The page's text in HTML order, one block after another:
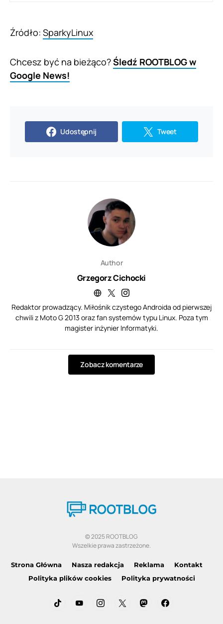
Źródło: SparkyLinux
Chcesz być na bieżąco?Śledź ROOTBLOG w
Google News!
Udostępnij Tweet
Author
Grzegorz Cichocki
Redaktor prowadzący. Miłośnik czystego Androida od pierwszej
chwili z Moto G 2013 oraz fan systemów typu Linux. Poza tym
magister inżynier Informatyki.
Zobacz komentarze
© 2025 ROOTBLOG
Wszelkie prawa zastrzeżone.
Strona Główna Nasza redakcja Reklama
Kontakt
Polityka plików cookies
Polityka prywatności